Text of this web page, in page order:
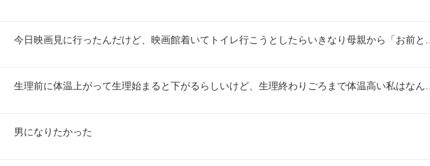
今日映画見に行ったんだけど、映画館着いてトイレ行こうとしたらいきなり母親から「お前と…
生理前に体温上がって生理始まると下がるらしいけど、生理終わりごろまで体温高い私はなん…
男になりたかった